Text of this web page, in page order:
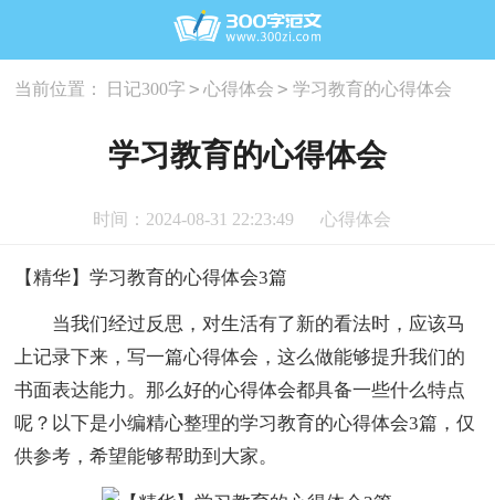
当前位置： 日记300字 > 心得体会 > 学习教育的心得体会
学习教育的心得体会
时间：2024-08-31 22:23:49 心得体会
【精华】学习教育的心得体会3篇
当我们经过反思，对生活有了新的看法时，应该马
上记录下来，写一篇心得体会，这么做能够提升我们的
书面表达能力。那么好的心得体会都具备一些什么特点
呢？以下是小编精心整理的学习教育的心得体会3篇，仅
供参考，希望能够帮助到大家。